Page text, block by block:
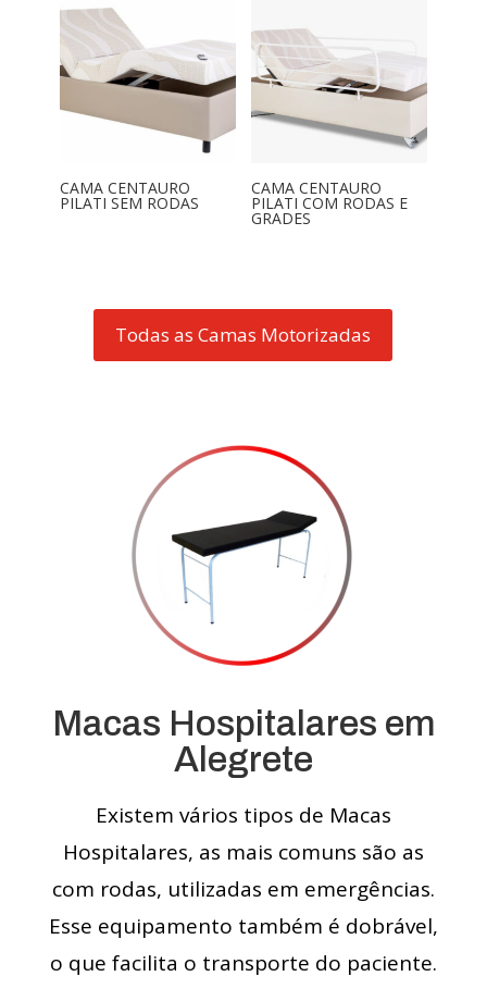
CAMA CENTAURO
PILATI SEM RODAS
CAMA CENTAURO
PILATI COM RODAS E
GRADES
Todas as Camas Motorizadas
Macas Hospitalares em
Alegrete
Existem vários tipos de Macas
Hospitalares, as mais comuns são as
com rodas, utilizadas em emergências.
Esse equipamento também é dobrável,
o que facilita o transporte do paciente.